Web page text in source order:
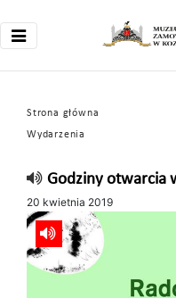
Strona główna
Wydarzenia
Godziny otwarcia
20 kwietnia 2019